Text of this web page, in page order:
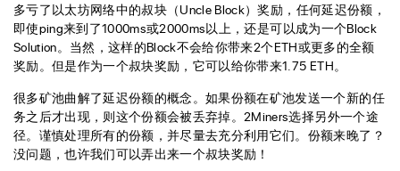
多亏了以太坊网络中的叔块（Uncle Block）奖励，任何延迟份额，
即使ping来到了1000ms或2000ms以上，还是可以成为一个Block
Solution。当然，这样的Block不会给你带来2个ETH或更多的全额
奖励。但是作为一个叔块奖励，它可以给你带来1.75 ETH。
很多矿池曲解了延迟份额的概念。如果份额在矿池发送一个新的任
务之后才出现，则这个份额会被丢弃掉。2Miners选择另外一个途
径。谨慎处理所有的份额，并尽量去充分利用它们。份额来晚了？
没问题，也许我们可以弄出来一个叔块奖励！